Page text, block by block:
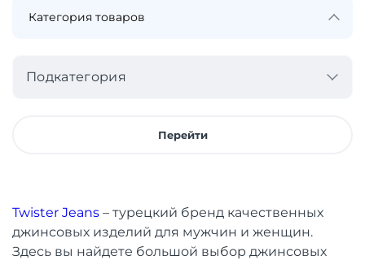
Подкатегория
Перейти
Twister Jeans – турецкий бренд качественных
джинсовых изделий для мужчин и женщин.
Здесь вы найдете большой выбор джинсовых